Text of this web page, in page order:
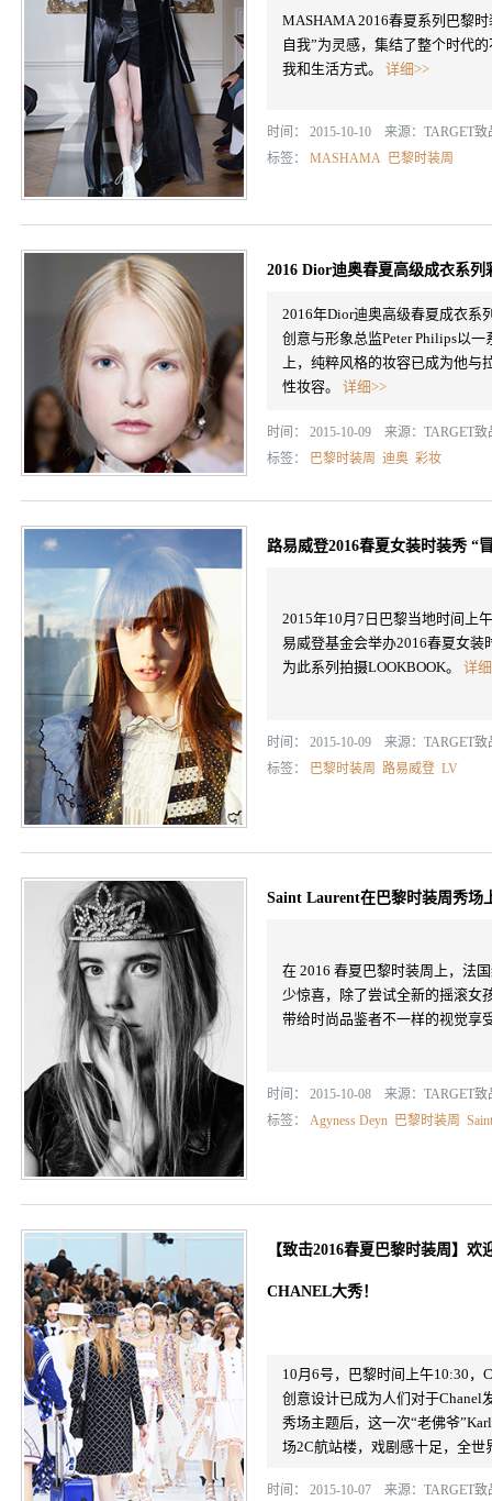
MASHAMA 2016春夏系列巴黎
自我”为灵感，集结了整个时代
我和生活方式。 详细>>
时间： 2015-10-10 来源： TARGET致
标签： MASHAMA 巴黎时装周
2016 Dior迪奥春夏高级成衣系列
2016年Dior迪奥高级春夏成衣系
创意与形象总监Peter Philips以
上，纯粹风格的妆容已成为他与
性妆容。 详细>>
时间： 2015-10-09 来源： TARGET致
标签：
巴黎时装周 迪奥 彩妆
路易威登2016春夏女装时装秀 “
2015年10月7日巴黎当地时间上
易威登基金会举办2016春夏女装
为此系列拍摄LOOKBOOK。 详
时间： 2015-10-09 来源： TARGET致
标签：
巴黎时装周 路易威登 LV
Saint Laurent在巴黎时装周秀场
在 2016 春夏巴黎时装周上，法
少惊喜，除了尝试全新的摇滚女
带给时尚品鉴者不一样的视觉享
时间： 2015-10-08 来源： TARGET致
标签： Agyness Deyn 巴黎时装周
【致击2016春夏巴黎时装周】
CHANEL大秀！
10月6号，巴黎时间上午10:30，
创意设计已成为人们对于Chanel
秀场主题后，这一次“老佛爷
场2C航站楼，戏剧感十足，全世
时间： 2015-10-07 来源： TARGET致